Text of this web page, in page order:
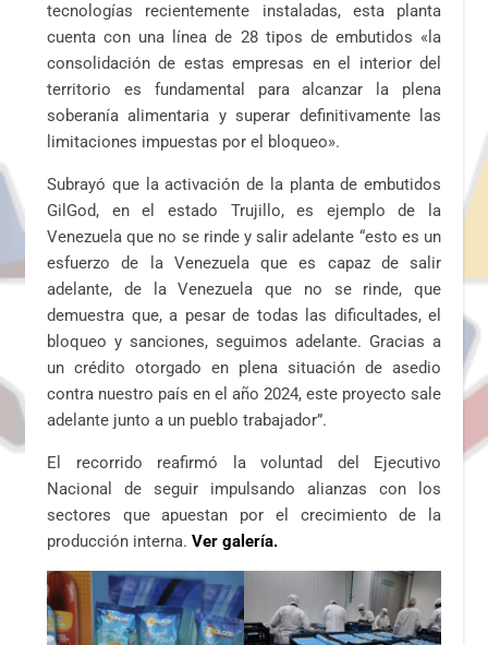
tecnologías recientemente instaladas, esta planta
cuenta con una línea de 28 tipos de embutidos «la
consolidación de estas empresas en el interior del
territorio es fundamental para alcanzar la plena
soberanía alimentaria y superar definitivamente las
limitaciones impuestas por el bloqueo».
Subrayó que la activación de la planta de embutidos
GilGod, en el estado Trujillo, es ejemplo de la
Venezuela que no se rinde y salir adelante “esto es un
esfuerzo de la Venezuela que es capaz de salir
adelante, de la Venezuela que no se rinde, que
demuestra que, a pesar de todas las dificultades, el
bloqueo y sanciones, seguimos adelante. Gracias a
un crédito otorgado en plena situación de asedio
contra nuestro país en el año 2024, este proyecto sale
adelante junto a un pueblo trabajador”.
El recorrido reafirmó la voluntad del Ejecutivo
Nacional de seguir impulsando alianzas con los
sectores que apuestan por el crecimiento de la
producción interna. Ver galería.